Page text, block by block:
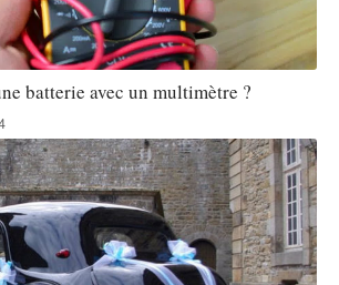
batterie avec un multimètre ?